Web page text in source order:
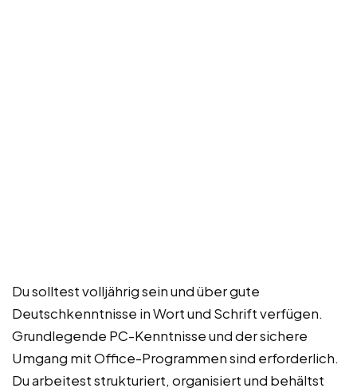
Du solltest volljährig sein und über gute
Deutschkenntnisse in Wort und Schrift verfügen.
Grundlegende PC-Kenntnisse und der sichere
Umgang mit Office-Programmen sind erforderlich.
Du arbeitest strukturiert, organisiert und behältst